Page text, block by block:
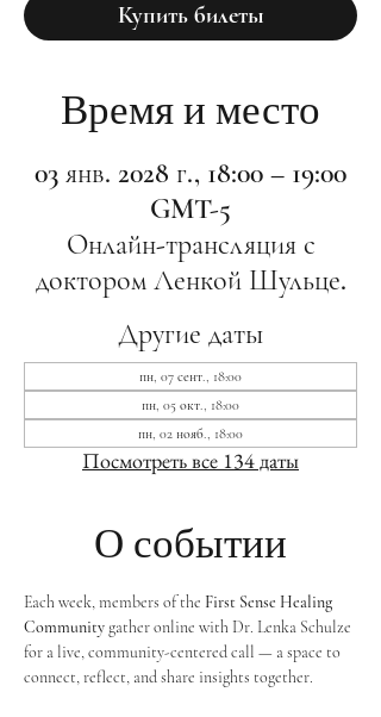
Купить билеты
Время и место
03 янв. 2028 г., 18:00 – 19:00
GMT-5
Онлайн-трансляция с
доктором Ленкой Шульце.
Другие даты
пн, 07 сент., 18:00
пн, 05 окт., 18:00
пн, 02 нояб., 18:00
Посмотреть все 134 даты
О событии
Each week, members of the First Sense Healing
Community gather online with Dr. Lenka Schulze
for a live, community-centered call — a space to
connect, reflect, and share insights together.